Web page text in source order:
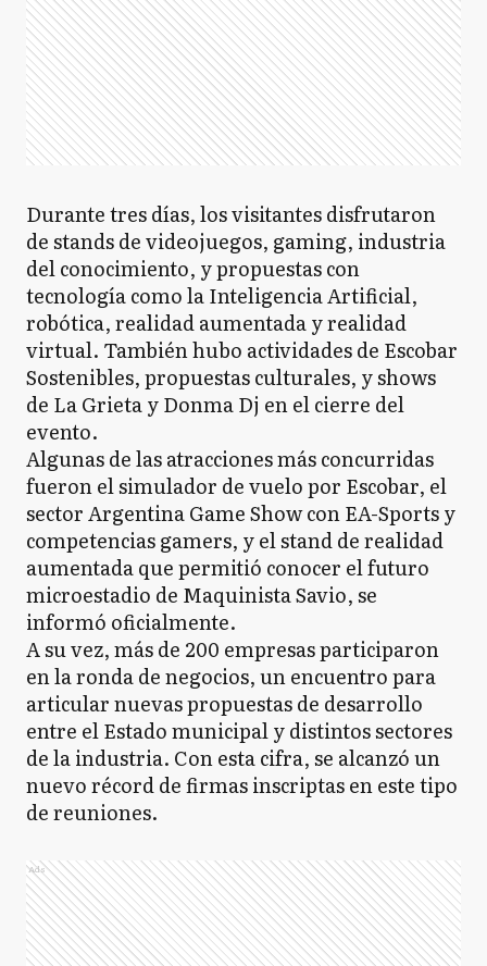
Durante tres días, los visitantes disfrutaron
de stands de videojuegos, gaming, industria
del conocimiento, y propuestas con
tecnología como la Inteligencia Artificial,
robótica, realidad aumentada y realidad
virtual. También hubo actividades de Escobar
Sostenibles, propuestas culturales, y shows
de La Grieta y Donma Dj en el cierre del
evento.
Algunas de las atracciones más concurridas
fueron el simulador de vuelo por Escobar, el
sector Argentina Game Show con EA-Sports y
competencias gamers, y el stand de realidad
aumentada que permitió conocer el futuro
microestadio de Maquinista Savio, se
informó oficialmente.
A su vez, más de 200 empresas participaron
en la ronda de negocios, un encuentro para
articular nuevas propuestas de desarrollo
entre el Estado municipal y distintos sectores
de la industria. Con esta cifra, se alcanzó un
nuevo récord de firmas inscriptas en este tipo
de reuniones.
Ads